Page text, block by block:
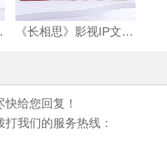
吧唧 《长相思》影视IP文创亚克力流沙麻将
给您回复！
我们的服务热线：